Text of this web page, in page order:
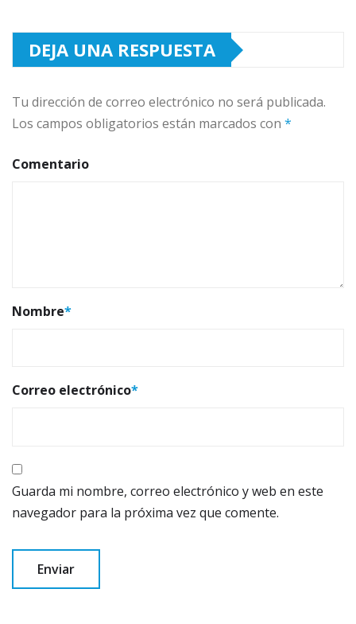
DEJA UNA RESPUESTA
Tu dirección de correo electrónico no será publicada.
Los campos obligatorios están marcados con *
Comentario
Nombre*
Correo electrónico*
Guarda mi nombre, correo electrónico y web en este
navegador para la próxima vez que comente.